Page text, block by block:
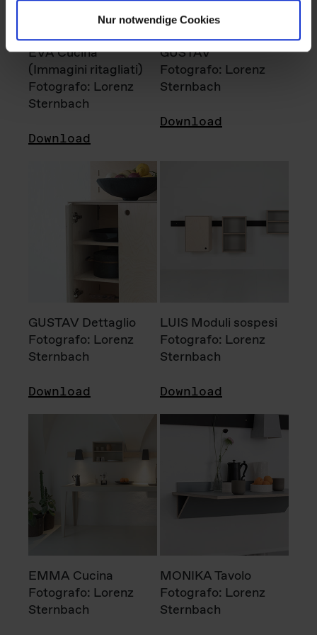
Nur notwendige Cookies
EVA Cucina
(Immagini ritagliati)
Fotografo: Lorenz
Sternbach
Download
GUSTAV
Fotografo: Lorenz
Sternbach
Download
GUSTAV Dettaglio
Fotografo: Lorenz
Sternbach
Download
LUIS Moduli sospesi
Fotografo: Lorenz
Sternbach
Download
EMMA Cucina
Fotografo: Lorenz
Sternbach
MONIKA Tavolo
Fotografo: Lorenz
Sternbach